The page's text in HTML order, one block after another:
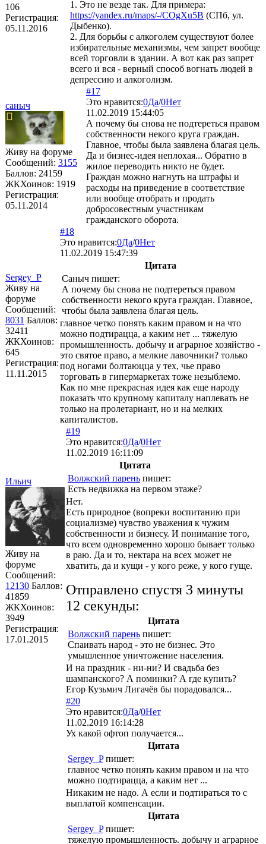
106
Регистрация:
05.11.2016
1. Это не везде так. Для примера:
https://yandex.ru/maps/-/COgXu5B (СПб, ул.
Дыбенко).
2. Для борьбы с алкоголем существуют более
избирательные механизмы, чем запрет вообще
всей торговли в здании. А вот как раз запрет
всего и вся - верный способ вогнать людей в
депрессию и алкоголизм.
саныч
Живу на форуме
Сообщений: 3155
Баллов: 24159
ЖКХоинов: 1919
Регистрация:
05.11.2014
#17
Это нравится:0Да/0Нет
11.02.2019 15:44:05
А почему бы снова не подтереться правом
собственности некого круга граждан.
Главное, чтобы была заявлена благая цель.
Да и бизнес-идея неплохая... Обратно в
жилое переводить никто не будет.
Граждан можно нагнуть на штрафы и
расходы на приведение в соответствие
или вообще отобрать и продать
добросовестным участникам
гражданского оборота.
Sergey_P
Живу на
форуме
Сообщений:
8031 Баллов:
32411
ЖКХоинов:
645
Регистрация:
11.11.2015
#18
Это нравится:0Да/0Нет
11.02.2019 15:47:39
Цитата
Саныч пишет:
А почему бы снова не подтереться правом
собственности некого круга граждан. Главное,
чтобы была заявлена благая цель.
главное четко понять каким правом и на что
можно подтирацца, а каким нет ... тяжелую
промышленность. добычу и аграрное хозяйство -
это святое право, а мелкие лавочники? только
под ногами болтаюцца у тех, чье право
торговать в гипермаркетах тоже незыблемо.
Как по мне прекрасная идея как еще народу
показать что крупному капиталу наплевать не
только на пролетариант, но и на мелких
капиталистов.
Ильич
Живу на
форуме
Сообщений:
12130 Баллов:
41859
ЖКХоинов:
3949
Регистрация:
17.01.2015
#19
Это нравится:0Да/0Нет
11.02.2019 16:11:09
Цитата
Волжский парень пишет:
Есть недвижка на первом этаже?
Нет.
Есть природное (вопреки воспитанию при
социализме) чувство уважения к чужим
собственности и бизнесу. И понимание того,
что всем одновременно хорошо бывает только
в раю. Да и то, нектара на всех может не
хватить, да и кущи - у кого реже, у кого гуще.
Отправлено спустя 3 минуты
12 секунды:
Цитата
Волжский парень пишет:
Спаивать народ - это не бизнес. Это
умышленное уничтожение населения.
И на праздник - ни-ни? И свадьба без
шампанского? А поминки? А где купить?
Егор Кузьмич Лигачёв бы порадовался...
#20
Это нравится:0Да/0Нет
11.02.2019 16:14:28
Ух какой офтоп получается...
Цитата
Sergey_Pпишет:
главное четко понять каким правом и на что
можно подтирацца, а каким нет ...
Никаким не надо. А если и подтираться то с
выплатой компенсации.
Цитата
Sergey_Pпишет:
тяжелую промышленность. добычу и аграрное